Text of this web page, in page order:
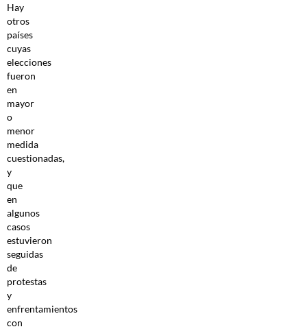
Hay
otros
países
cuyas
elecciones
fueron
en
mayor
o
menor
medida
cuestionadas,
y
que
en
algunos
casos
estuvieron
seguidas
de
protestas
y
enfrentamientos
con